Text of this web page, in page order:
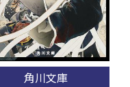
角川文庫